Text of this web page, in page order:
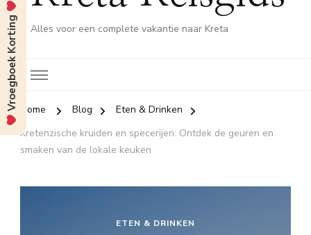
Alles voor een complete vakantie naar Kreta
Home Blog
Eten & Drinken
Kretenzische kruiden en specerijen: Ontdek de geuren en
smaken van de lokale keuken
ETEN & DRINKEN
Vroegboek Korting